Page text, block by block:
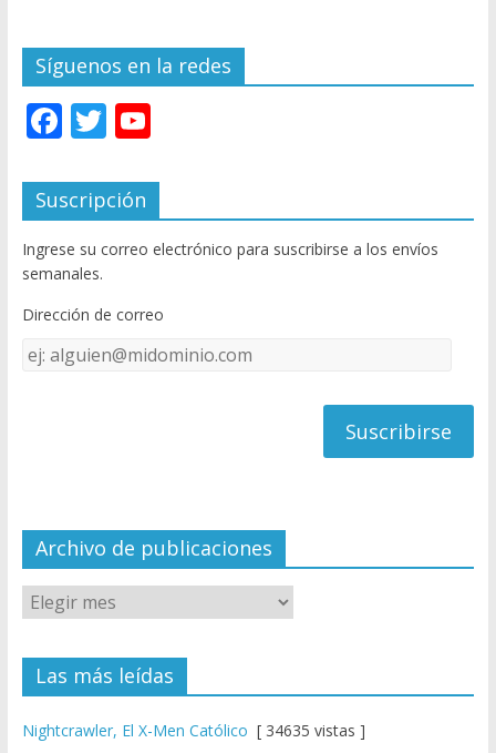
Síguenos en la redes
F
e
b
o
o
k
T
itt
er
Y
u
T
u
e
C
el
Suscripción
Ingrese su correo electrónico para suscribirse a los envíos
semanales.
Dirección de correo
Dirección
de
Archivo de publicaciones
Las más leídas
Nightcrawler, El X-Men Católico [ 34635 vistas ]